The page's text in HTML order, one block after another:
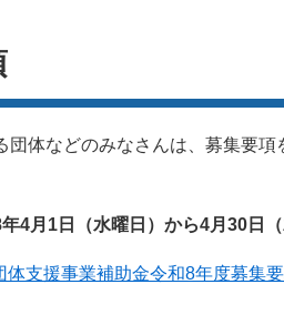
体などのみなさんは、募集要項
4月1日（水曜日）から4月30日（
体支援事業補助金令和8年度募集